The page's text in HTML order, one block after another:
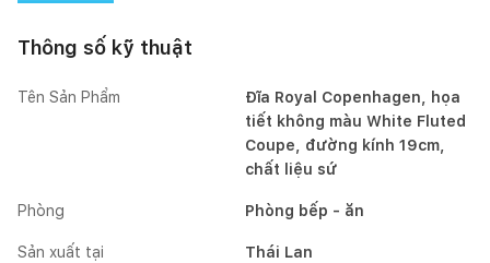
Thông số kỹ thuật
Tên Sản Phẩm
Đĩa Royal Copenhagen, họa
tiết không màu White Fluted
Coupe, đường kính 19cm,
chất liệu sứ
Phòng Phòng bếp - ăn
Sản xuất tại Thái Lan